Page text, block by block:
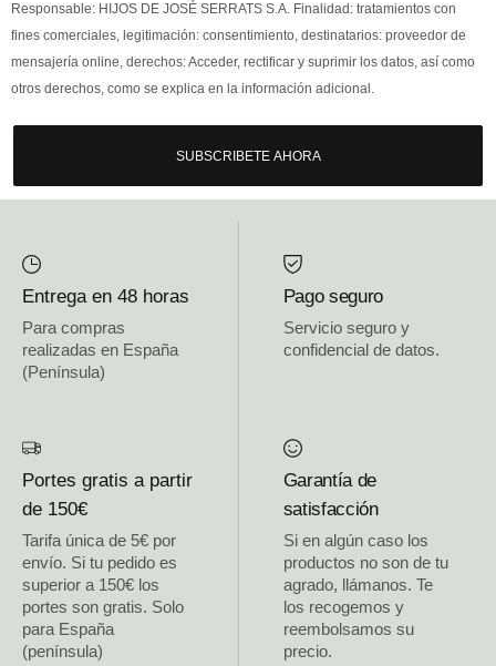
Responsable: HIJOS DE JOSÉ SERRATS S.A. Finalidad: tratamientos con
fines comerciales, legitimación: consentimiento, destinatarios: proveedor de
mensajería online, derechos: Acceder, rectificar y suprimir los datos, así como
otros derechos, como se explica en la información adicional.
SUBSCRIBETE AHORA
Entrega en 48 horas
Para compras
realizadas en España
(Península)
Pago seguro
Servicio seguro y
confidencial de datos.
Portes gratis a partir
de 150€
Tarifa única de 5€ por
envío. Si tu pedido es
superior a 150€ los
portes son gratis. Solo
para España
(península)
Garantía de
satisfacción
Si en algún caso los
productos no son de tu
agrado, llámanos. Te
los recogemos y
reembolsamos su
precio.